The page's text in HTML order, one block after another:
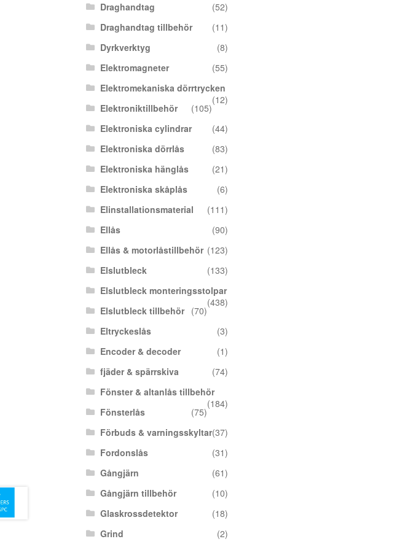
Draghandtag
(52)
Draghandtag tillbehör
(11)
Dyrkverktyg
(8)
Elektromagneter
(55)
Elektromekaniska dörrtrycken
(12)
Elektroniktillbehör
(105)
Elektroniska cylindrar
(44)
Elektroniska dörrlås
(83)
Elektroniska hänglås
(21)
Elektroniska skåplås
(6)
Elinstallationsmaterial
(111)
Ellås
(90)
Ellås & motorlåstillbehör (123)
Elslutbleck
(133)
Elslutbleck monteringsstolpar
(438)
Elslutbleck tillbehör
(70)
Eltryckeslås
(3)
Encoder & decoder
(1)
fjäder & spärrskiva
(74)
Fönster & altanlås tillbehör
(184)
Fönsterlås
(75)
Förbuds & varningsskyltar(37)
Fordonslås
(31)
Gångjärn
(61)
Gångjärn tillbehör
(10)
Glaskrossdetektor
(18)
Grind
(2)